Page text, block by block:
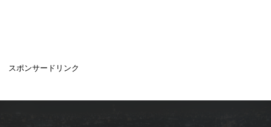
スポンサードリンク